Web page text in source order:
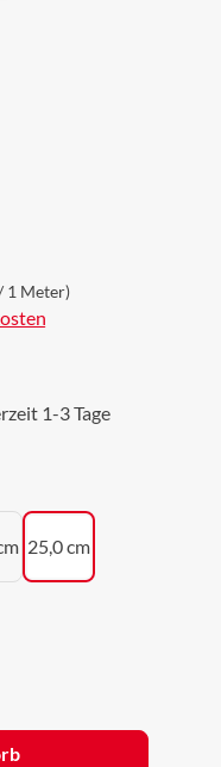
1 Meter)
1-3 Tage
25,0 cm
gewünschten